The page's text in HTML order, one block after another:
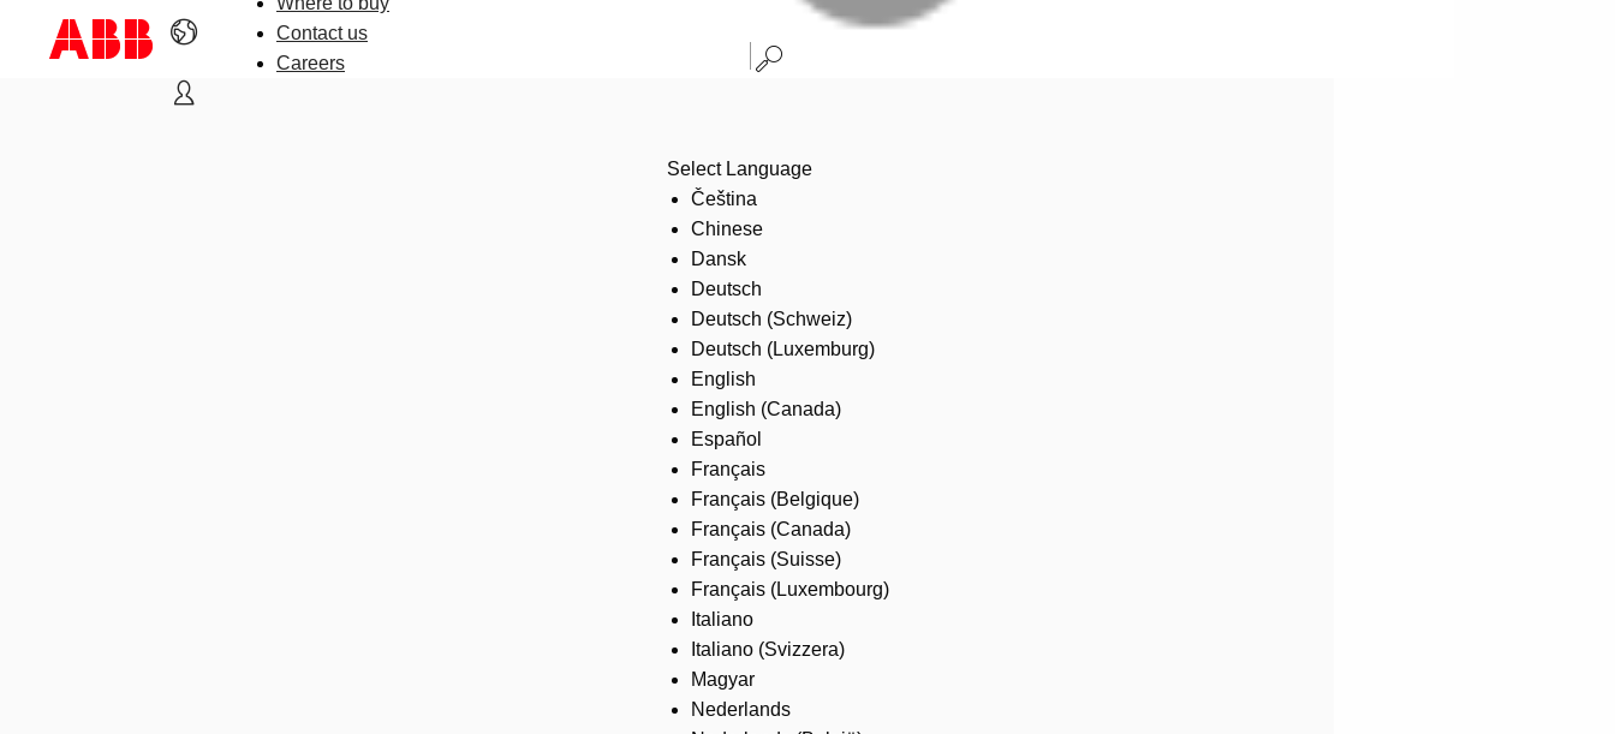
Contact us
Careers
Select Language
Čeština
Chinese
Dansk
Deutsch
Deutsch (Schweiz)
Deutsch (Luxemburg)
English
English (Canada)
Español
Français
Français (Belgique)
Français (Canada)
Français (Suisse)
Français (Luxembourg)
Italiano
Italiano (Svizzera)
Magyar
Nederlands